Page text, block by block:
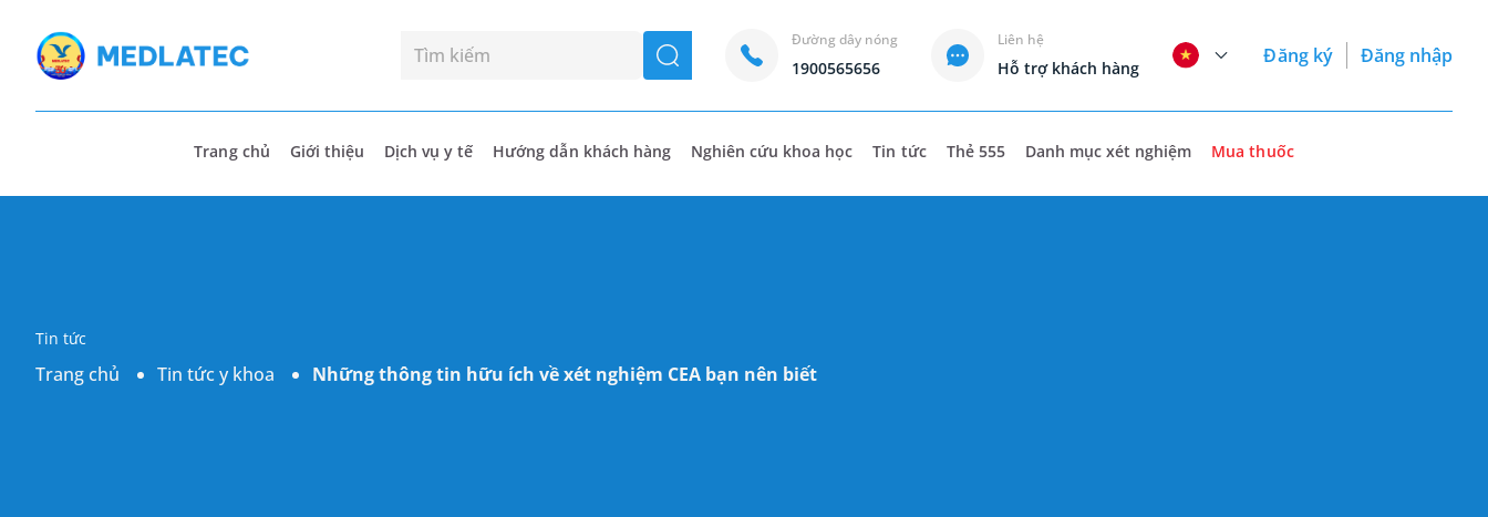
seach
Đường dây nóng
1900565656
Liên hệ
Hỗ trợ khách hàng
Đăng ký Đăng nhập
Trang chủ Giới thiệu Dịch vụ y tế Hướng dẫn khách hàng Nghiên cứu khoa học Tin tức Thẻ 555 Danh mục xét nghiệm Mua thuốc
Tin tức
Trang chủ Tin tức y khoa Những thông tin hữu ích về xét nghiệm CEA bạn nên biết